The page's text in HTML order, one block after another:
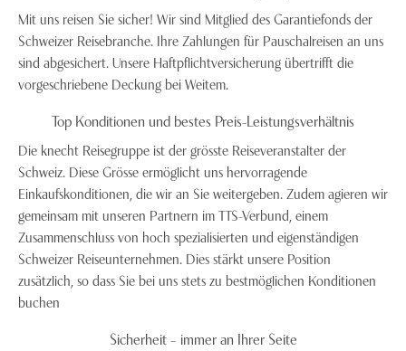
Mit uns reisen Sie sicher! Wir sind Mitglied des Garantiefonds der
Schweizer Reisebranche. Ihre Zahlungen für Pauschalreisen an uns
sind abgesichert. Unsere Haftpflichtversicherung übertrifft die
vorgeschriebene Deckung bei Weitem.
Top Konditionen und bestes Preis-Leistungsverhältnis
Die knecht Reisegruppe ist der grösste Reiseveranstalter der
Schweiz. Diese Grösse ermöglicht uns hervorragende
Einkaufskonditionen, die wir an Sie weitergeben. Zudem agieren wir
gemeinsam mit unseren Partnern im TTS-Verbund, einem
Zusammenschluss von hoch spezialisierten und eigenständigen
Schweizer Reiseunternehmen. Dies stärkt unsere Position
zusätzlich, so dass Sie bei uns stets zu bestmöglichen Konditionen
buchen
Sicherheit – immer an Ihrer Seite